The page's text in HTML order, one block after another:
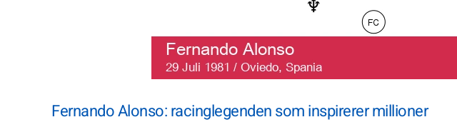
Fernando Alonso: racinglegenden som inspirerer millioner